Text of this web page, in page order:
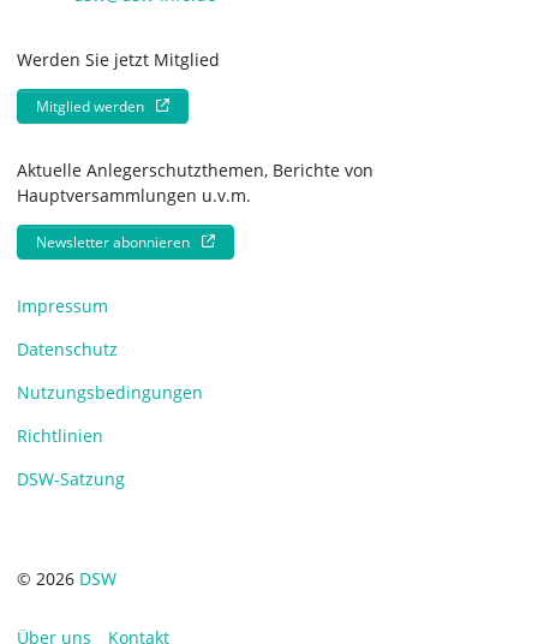
Werden Sie jetzt Mitglied
Mitglied werden
Aktuelle Anlegerschutzthemen, Berichte von
Hauptversammlungen u.v.m.
Newsletter abonnieren
Impressum
Datenschutz
Nutzungsbedingungen
Richtlinien
DSW-Satzung
© 2026 DSW
Über uns Kontakt